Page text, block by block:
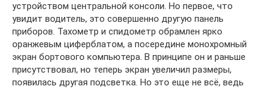
устройством центральной консоли. Но первое, что
увидит водитель, это совершенно другую панель
приборов. Тахометр и спидометр обрамлен ярко
оранжевым циферблатом, а посередине монохромный
экран бортового компьютера. В принципе он и раньше
присутствовал, но теперь экран увеличил размеры,
появилась другая подсветка. Но это еще не всё, ведь